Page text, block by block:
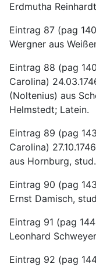
Erdmutha
Eintrag 87 (pag
Wergner aus
Eintrag 88 (pag
Carolina)
(Noltenius) aus
Helmstedt; Latein.
Eintrag 89 (pag
Carolina)
aus Hornburg,
Eintrag 90 (pag
Ernst Damisch,
Eintrag 91 (pag
Leonhard
Eintrag 92 (pag